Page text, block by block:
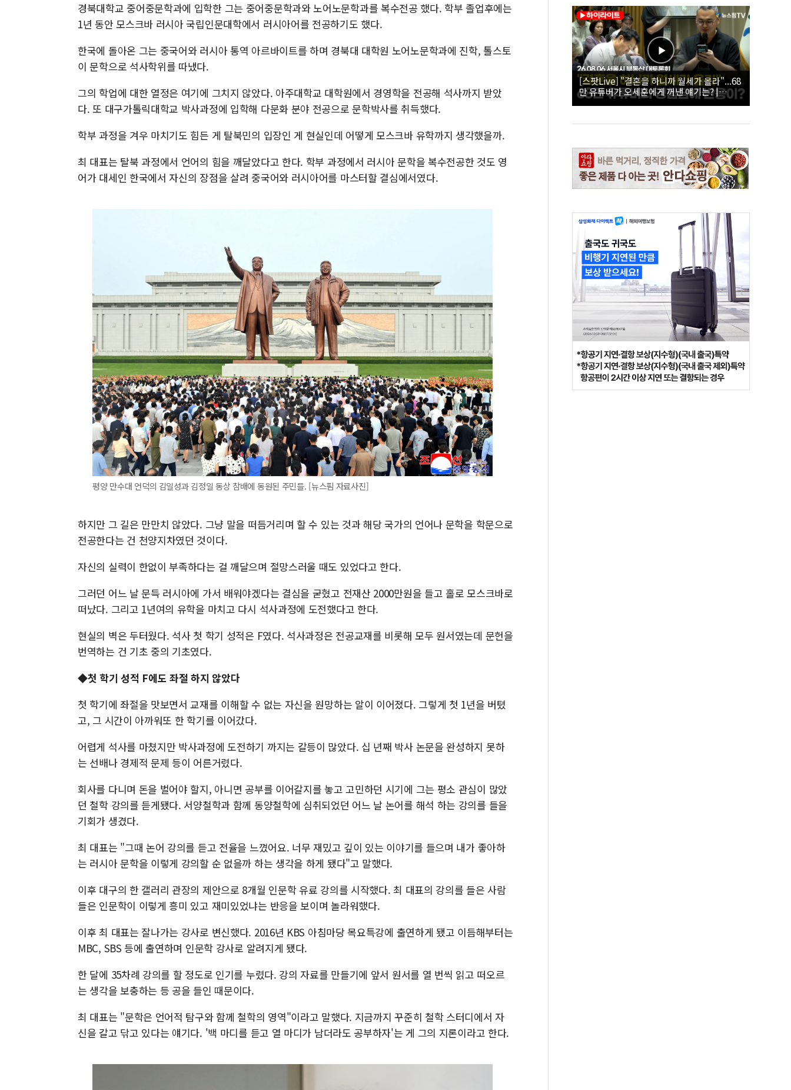
경북대학교 중어중문학과에 입학한 그는 중어중문학과와 노어노문학과를 복수전공 했다. 학부 졸업후에는
1년 동안 모스크바 러시아 국립인문대학에서 러시아어를 전공하기도 했다.
한국에 돌아온 그는 중국어와 러시아 통역 아르바이트를 하며 경북대 대학원 노어노문학과에 진학, 톨스토
이 문학으로 석사학위를 따냈다.
그의 학업에 대한 열정은 여기에 그치지 않았다. 아주대학교 대학원에서 경영학을 전공해 석사까지 받았
다. 또 대구가톨릭대학교 박사과정에 입학해 다문화 분야 전공으로 문학박사를 취득했다.
학부 과정을 겨우 마치기도 힘든 게 탈북민의 입장인 게 현실인데 어떻게 모스크바 유학까지 생각했을까.
최 대표는 탈북 과정에서 언어의 힘을 깨달았다고 한다. 학부 과정에서 러시아 문학을 복수전공한 것도 영
어가 대세인 한국에서 자신의 장점을 살려 중국어와 러시아어를 마스터할 결심에서였다.
평양 만수대 언덕의 김일성과 김정일 동상 참배에 동원된 주민들. [뉴스핌 자료사진]
하지만 그 길은 만만치 않았다. 그냥 말을 떠듬거리며 할 수 있는 것과 해당 국가의 언어나 문학을 학문으로
전공한다는 건 천양지차였던 것이다.
자신의 실력이 한없이 부족하다는 걸 깨달으며 절망스러울 때도 있었다고 한다.
그러던 어느 날 문득 러시아에 가서 배워야겠다는 결심을 굳혔고 전재산 2000만원을 들고 홀로 모스크바로
떠났다. 그리고 1년여의 유학을 마치고 다시 석사과정에 도전했다고 한다.
현실의 벽은 두터웠다. 석사 첫 학기 성적은 F였다. 석사과정은 전공교재를 비롯해 모두 원서였는데 문헌을
번역하는 건 기초 중의 기초였다.
◆첫 학기 성적 F에도 좌절 하지 않았다
첫 학기에 좌절을 맛보면서 교재를 이해할 수 없는 자신을 원망하는 알이 이어졌다. 그렇게 첫 1년을 버텼
고, 그 시간이 아까워또 한 학기를 이어갔다.
어렵게 석사를 마쳤지만 박사과정에 도전하기 까지는 갈등이 많았다. 십 년째 박사 논문을 완성하지 못하
는 선배나 경제적 문제 등이 어른거렸다.
회사를 다니며 돈을 벌어야 할지, 아니면 공부를 이어갈지를 놓고 고민하던 시기에 그는 평소 관심이 많았
던 철학 강의를 듣게됐다. 서양철학과 함께 동양철학에 심취되었던 어느 날 논어를 해석 하는 강의를 들을
기회가 생겼다.
최 대표는 "그때 논어 강의를 듣고 전율을 느꼈어요. 너무 재밌고 깊이 있는 이야기를 들으며 내가 좋아하
는 러시아 문학을 이렇게 강의할 순 없을까 하는 생각을 하게 됐다"고 말했다.
이후 대구의 한 갤러리 관장의 제안으로 8개월 인문학 유료 강의를 시작했다. 최 대표의 강의를 들은 사람
들은 인문학이 이렇게 흥미 있고 재미있었냐는 반응을 보이며 놀라워했다.
이후 최 대표는 잘나가는 강사로 변신했다. 2016년 KBS 아침마당 목요특강에 출연하게 됐고 이듬해부터는
MBC, SBS 등에 출연하며 인문학 강사로 알려지게 됐다.
한 달에 35차례 강의를 할 정도로 인기를 누렸다. 강의 자료를 만들기에 앞서 원서를 열 번씩 읽고 떠오르
는 생각을 보충하는 등 공을 들인 때문이다.
최 대표는 "문학은 언어적 탐구와 함께 철학의 영역"이라고 말했다. 지금까지 꾸준히 철학 스터디에서 자
신을 갈고 닦고 있다는 얘기다. '백 마디를 듣고 열 마디가 남더라도 공부하자'는 게 그의 지론이라고 한다.
[스팟Live] "결혼을 하니까 월세가 올라"...68
만 유튜버가 오세훈에게 꺼낸 얘기는? |
26.08.06 서울시 부동산 대토론회